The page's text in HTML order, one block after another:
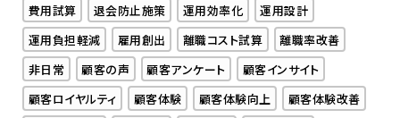
費用試算
退会防止施策 運用効率化
運用設計
運用負担軽減
雇用創出 離職コスト試算
離職率改善
非日常
顧客の声 顧客アンケート
顧客インサイト
顧客ロイヤルティ
顧客体験 顧客体験向上
顧客体験改善